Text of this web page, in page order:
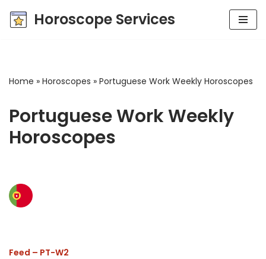
Skip
Horoscope Services
Home » Horoscopes » Portuguese Work Weekly Horoscopes
Portuguese Work Weekly
Horoscopes
Feed – PT-W2